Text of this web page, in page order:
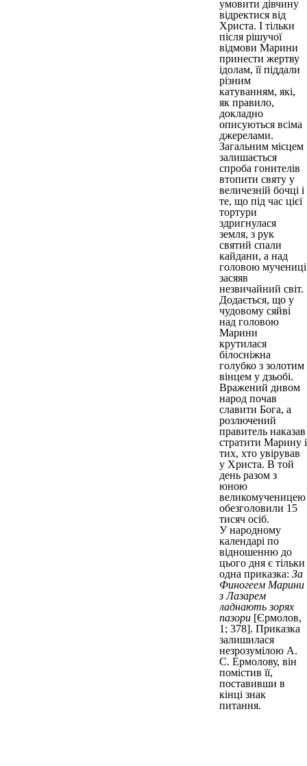
умовити дівчину
відректися від
Христа. І тільки
після рішучої
відмови Марини
принести жертву
ідолам, її піддали
різним
катуванням, які,
як правило,
докладно
описуються всіма
джерелами.
Загальним місцем
залишається
спроба гонителів
втопити святу у
величезній бочці і
те, що під час цієї
тортури
здригнулася
земля, з рук
святий спали
кайдани, а над
головою мучениці
засяяв
незвичайний світ.
Додається, що у
чудовому сяйві
над головою
Марини
крутилася
білосніжна
голубко з золотим
вінцем у дзьобі.
Вражений дивом
народ почав
славити Бога, а
розлючений
правитель наказав
стратити Марину і
тих, хто увірував
у Христа. В той
день разом з
юною
великомученицею
обезголовили 15
тисяч осіб.
У народному
календарі по
відношенню до
цього дня є тільки
одна приказка: За
Финогеем Марини
з Лазарем
ладнають зорях
пазори [Єрмолов,
1; 378]. Приказка
залишилася
незрозумілою А.
С. Ермолову, він
помістив її,
поставивши в
кінці знак
питання.